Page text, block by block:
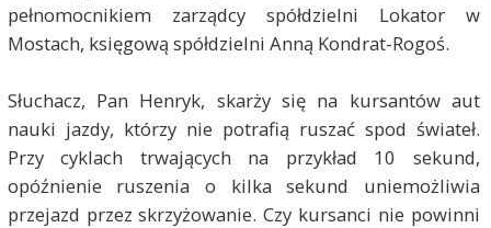
pełnomocnikiem zarządcy spółdzielni Lokator w
Mostach, księgową spółdzielni Anną Kondrat-Rogoś.
Słuchacz, Pan Henryk, skarży się na kursantów aut
nauki jazdy, którzy nie potrafią ruszać spod świateł.
Przy cyklach trwających na przykład 10 sekund,
opóźnienie ruszenia o kilka sekund uniemożliwia
przejazd przez skrzyżowanie. Czy kursanci nie powinni